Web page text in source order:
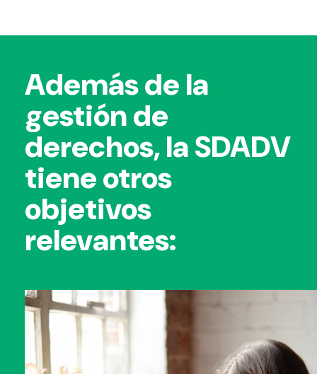
Además de la
gestión de
derechos, la SDADV
tiene otros
objetivos
relevantes: